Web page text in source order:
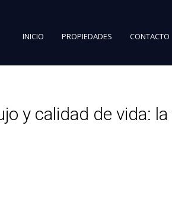
INICIO PROPIEDADES CONTACTO
y calidad de vida: la